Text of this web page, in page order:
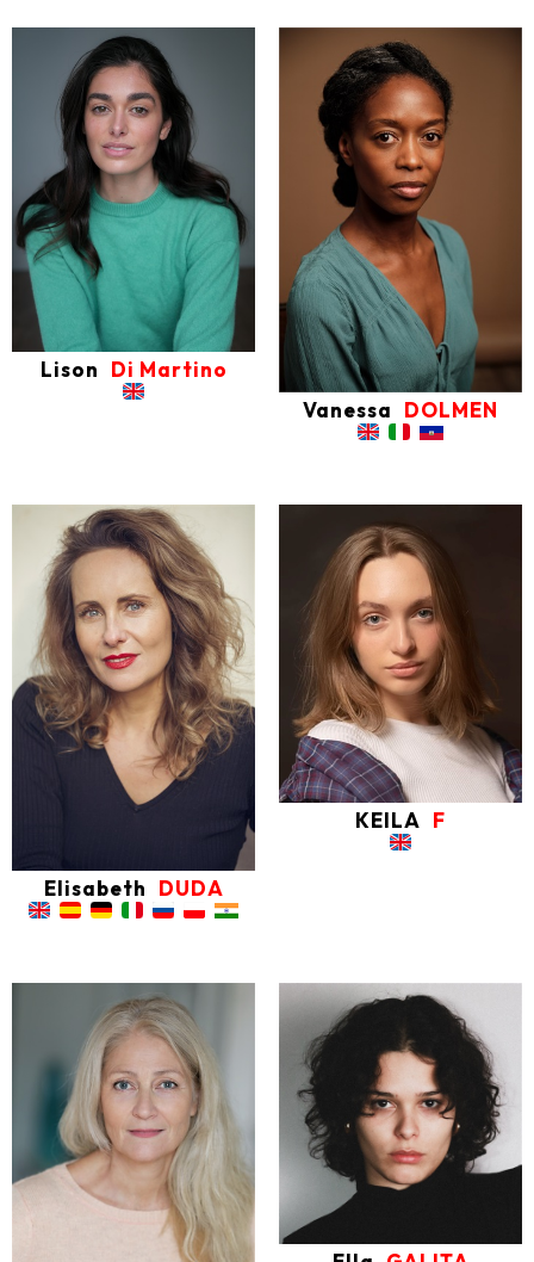
Lison
Di Martino
Vanessa
DOLMEN
Elisabeth DUDA
KEILA F